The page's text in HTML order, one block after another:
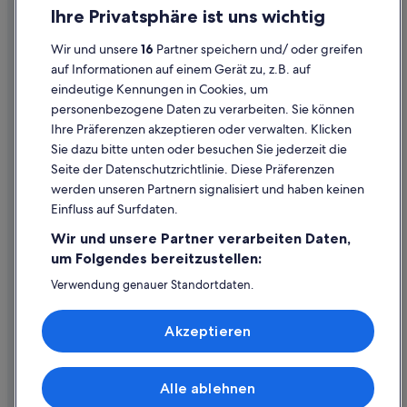
Nunnelly Hotels
Bethesda: Hotels
Tullahoma Hotels
Normandie Hotels
Pulaski Hotels
Hotels nahe Lynchburg Hardware and General Store
Hotels nahe Milky Way Farm
Elkton Hotels
Günstige in Columbia
Fly Hotels
Shelbyville Hotels
Ethridge Hotels
Fayetteville Hotels
Inhaltsrichtlinien und Melden von Inhalten
Hilfe
Hilfe
Flug stornieren
Rückerstattungsdauer
Expedia-Gutschein einlösen
Internationale Reisedokumente
© 2026 Expedia, Inc., ein Unternehmen der Expedia Group. Alle Rechte
Ihre Privatsphäre ist uns wichtig
Wir und unsere16 Partner speichern und/ oder greifen
auf Informationen auf einem Gerät zu, z.B. auf
eindeutige Kennungen in Cookies, um
personenbezogene Daten zu verarbeiten. Sie können
Ihre Präferenzen akzeptieren oder verwalten. Klicken
Sie dazu bitte unten oder besuchen Sie jederzeit die
Seite der Datenschutzrichtlinie. Diese Präferenzen
werden unseren Partnern signalisiert und haben keinen
Einfluss auf Surfdaten.
Wir und unsere Partner verarbeiten Daten,
um Folgendes bereitzustellen:
Verwendung genauer Standortdaten.
Speichern von oder Zugriff auf Informationen auf einem
Endgerät. Personalisierte Werbung und Inhalte, Messung
von Werbeleistung und der Performance von Inhalten,
Liste der Partner (Lieferanten)
Alle ablehnen
Akzeptieren